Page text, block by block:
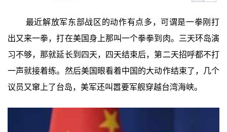
最近解放军东部战区的动作有点多，可谓是一拳刚打
出又来一拳，打在美国身上那叫一个拳拳到肉。三天环岛演
习不够，那就延长到四天，四天结束后，第二天招呼都不打
一声就接着练。然后美国眼看着中国的大动作结束了，几个
议员又窜上了台岛，美军还叫嚣要军舰穿越台湾海峡。